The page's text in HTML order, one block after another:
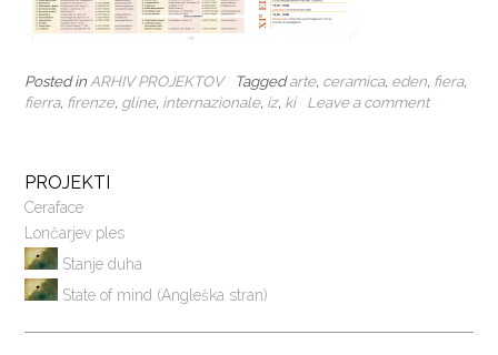
Posted in ARHIV PROJEKTOV Taggedarte, ceramica, eden, fiera,
fierra, firenze, gline, internazionale, iz, ki Leave a comment
PROJEKTI
Ceraface
Lončarjev ples
Stanje duha
State of mind (Angleška stran)